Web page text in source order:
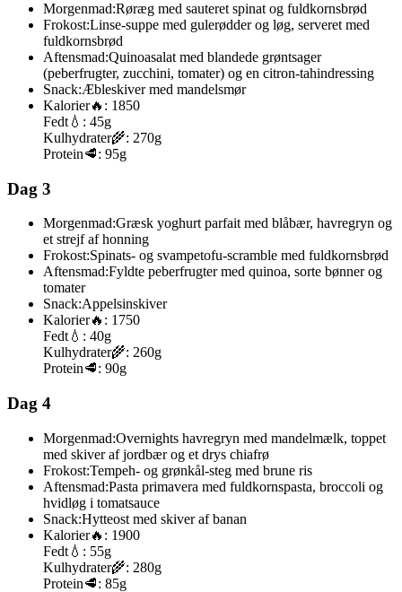
Morgenmad:Røræg med sauteret spinat og fuldkornsbrød
Frokost:Linse-suppe med gulerødder og løg, serveret med
fuldkornsbrød
Aftensmad:Quinoasalat med blandede grøntsager
(peberfrugter, zucchini, tomater) og en citron-tahindressing
Snack:Æbleskiver med mandelsmør
Kalorier🔥: 1850
Fedt 💧: 45g
Kulhydrater🌾: 270g
Protein🥩: 95g
Dag 3
Morgenmad:Græsk yoghurt parfait med blåbær, havregryn og
et strejf af honning
Frokost:Spinats- og svampetofu-scramble med fuldkornsbrød
Aftensmad:Fyldte peberfrugter med quinoa, sorte bønner og
tomater
Snack:Appelsinskiver
Kalorier🔥: 1750
Fedt💧: 40g
Kulhydrater🌾: 260g
Protein🥩: 90g
Dag 4
Morgenmad:Overnights havregryn med mandelmælk, toppet
med skiver af jordbær og et drys chiafrø
Frokost:Tempeh- og grønkål-steg med brune ris
Aftensmad:Pasta primavera med fuldkornspasta, broccoli og
hvidløg i tomatsauce
Snack:Hytteost med skiver af banan
Kalorier🔥: 1900
Fedt 💧: 55g
Kulhydrater🌾: 280g
Protein🥩: 85g